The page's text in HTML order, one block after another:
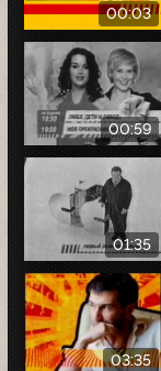
00:03
00:59
01:35
03:35